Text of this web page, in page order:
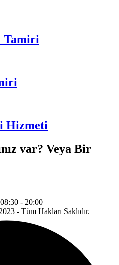
Tamiri
Hizmeti
var? Veya Bir
- 20:00
- Tüm Hakları Saklıdır.